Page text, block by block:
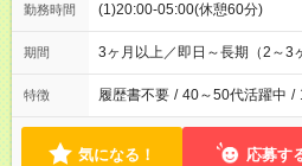
勤務時間 (1)20:00-05:00(休憩60分)
期間 3ヶ月以上／即日～長期（2～3
特徴 履歴書不要 / 40～50代活躍中 /
気になる！ 応募す